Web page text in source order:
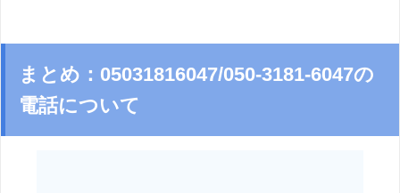
まとめ：05031816047/050-3181-6047の
電話について